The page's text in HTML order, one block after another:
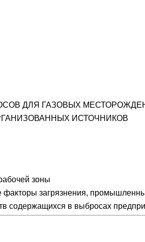
ДЛЯ ГАЗОВЫХ
ИСТОЧНИКОВ
зоны
факторы загрязнения,
содержащихся в выбросах